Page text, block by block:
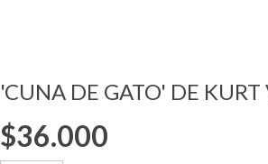
'CUNA DE GATO' DE
$36.000